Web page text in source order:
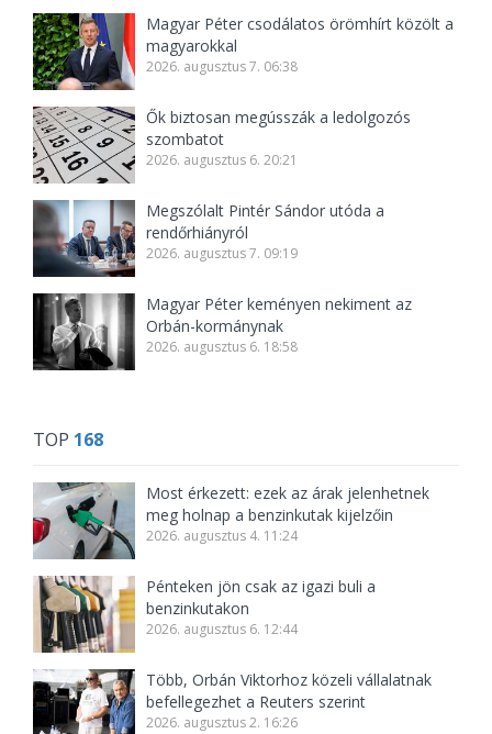
Magyar Péter csodálatos örömhírt közölt a
magyarokkal
2026. augusztus 7. 06:38
Ők biztosan megússzák a ledolgozós
szombatot
2026. augusztus 6. 20:21
Megszólalt Pintér Sándor utóda a
rendőrhiányról
2026. augusztus 7. 09:19
Magyar Péter keményen nekiment az
Orbán-kormánynak
2026. augusztus 6. 18:58
TOP 168
Most érkezett: ezek az árak jelenhetnek
meg holnap a benzinkutak kijelzőin
2026. augusztus 4. 11:24
Pénteken jön csak az igazi buli a
benzinkutakon
2026. augusztus 6. 12:44
Több, Orbán Viktorhoz közeli vállalatnak
befellegezhet a Reuters szerint
2026. augusztus 2. 16:26